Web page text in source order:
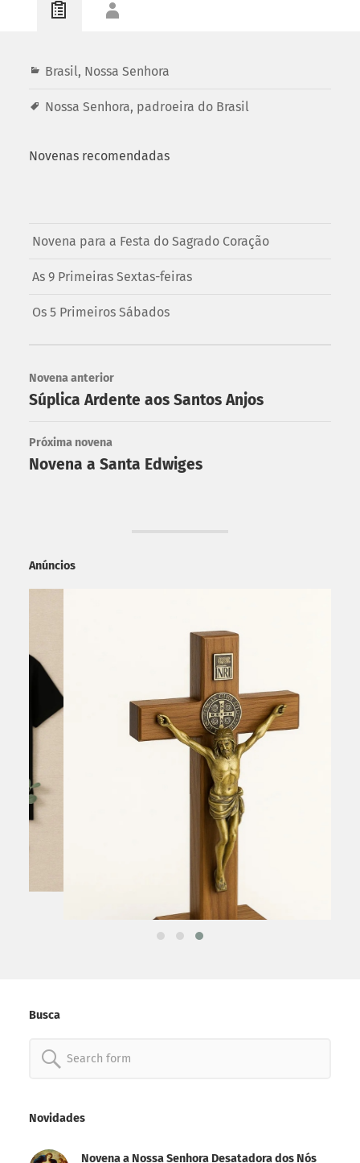
Brasil, Nossa Senhora
Nossa Senhora, padroeira do Brasil
Novenas recomendadas
Novena para a Festa do Sagrado Coração
As 9 Primeiras Sextas-feiras
Os 5 Primeiros Sábados
Novena anterior
Súplica Ardente aos Santos Anjos
Próxima novena
Novena a Santa Edwiges
Anúncios